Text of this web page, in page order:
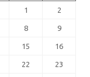
1 2
8 9
15 16
22 23